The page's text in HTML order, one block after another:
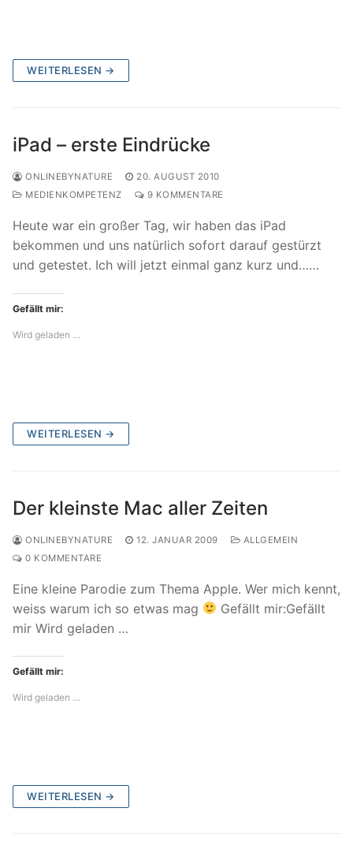
WEITERLESEN →
iPad – erste Eindrücke
ONLINEBYNATURE
20. AUGUST 2010
MEDIENKOMPETENZ
9 KOMMENTARE
Heute war ein großer Tag, wir haben das iPad
bekommen und uns natürlich sofort darauf gestürzt
und getestet. Ich will jetzt einmal ganz kurz und……
Gefällt mir:
Wird geladen …
WEITERLESEN →
Der kleinste Mac aller Zeiten
ONLINEBYNATURE 12. JANUAR 2009
ALLGEMEIN
0 KOMMENTARE
Eine kleine Parodie zum Thema Apple. Wer mich kennt,
weiss warum ich so etwas mag
Gefällt mir:Gefällt
mir Wird geladen …
Gefällt mir:
Wird geladen …
WEITERLESEN →